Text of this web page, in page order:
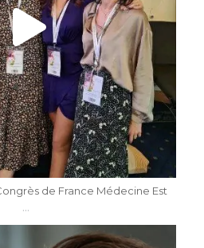
Mai 7
de France Médecine Est
...